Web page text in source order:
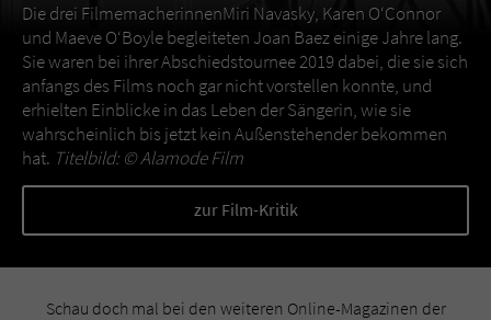
Die drei FilmemacherinnenMiri Navasky, Karen O‘Connor
und Maeve O‘Boyle begleiteten Joan Baez einige Jahre lang.
Sie waren bei ihrer Abschiedstournee 2019 dabei, die sie sich
anfangs des Films noch gar nicht vorstellen konnte, und
erhielten Einblicke in das Leben der Sängerin, wie sie
wahrscheinlich bis jetzt kein Außenstehender bekommen
hat. Titelbild: ©Alamode Film
zur Film-Kritik
Schau doch mal bei den weiteren Online-Magazinen der